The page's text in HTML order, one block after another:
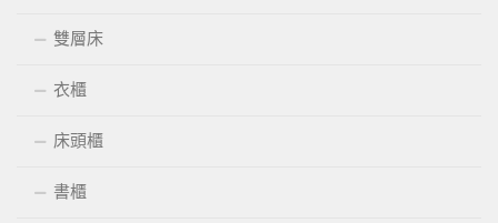
雙層床
衣櫃
床頭櫃
書櫃